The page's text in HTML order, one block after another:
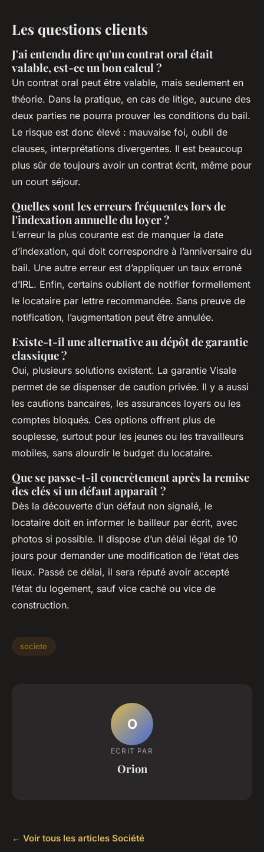
Les questions clients
J'ai entendu dire qu'un contrat oral était
valable, est-ce un bon calcul ?
Un contrat oral peut être valable, mais seulement en
théorie. Dans la pratique, en cas de litige, aucune des
deux parties ne pourra prouver les conditions du bail.
Le risque est donc élevé : mauvaise foi, oubli de
clauses, interprétations divergentes. Il est beaucoup
plus sûr de toujours avoir un contrat écrit, même pour
un court séjour.
Quelles sont les erreurs fréquentes lors de
l'indexation annuelle du loyer ?
L’erreur la plus courante est de manquer la date
d’indexation, qui doit correspondre à l’anniversaire du
bail. Une autre erreur est d’appliquer un taux erroné
d’IRL. Enfin, certains oublient de notifier formellement
le locataire par lettre recommandée. Sans preuve de
notification, l’augmentation peut être annulée.
Existe-t-il une alternative au dépôt de garantie
classique ?
Oui, plusieurs solutions existent. La garantie Visale
permet de se dispenser de caution privée. Il y a aussi
les cautions bancaires, les assurances loyers ou les
comptes bloqués. Ces options offrent plus de
souplesse, surtout pour les jeunes ou les travailleurs
mobiles, sans alourdir le budget du locataire.
Que se passe-t-il concrètement après la remise
des clés si un défaut apparaît ?
Dès la découverte d’un défaut non signalé, le
locataire doit en informer le bailleur par écrit, avec
photos si possible. Il dispose d’un délai légal de 10
jours pour demander une modification de l’état des
lieux. Passé ce délai, il sera réputé avoir accepté
l’état du logement, sauf vice caché ou vice de
construction.
societe
O
ECRIT PAR
Orion
← Voir tous les articles Société